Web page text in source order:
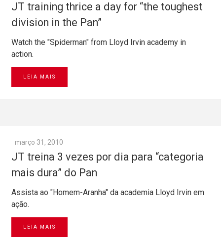
JT training thrice a day for “the toughest
division in the Pan”
Watch the "Spiderman" from Lloyd Irvin academy in
action.
LEIA MAIS
março 31, 2010
JT treina 3 vezes por dia para “categoria
mais dura” do Pan
Assista ao "Homem-Aranha" da academia Lloyd Irvin em
ação.
LEIA MAIS